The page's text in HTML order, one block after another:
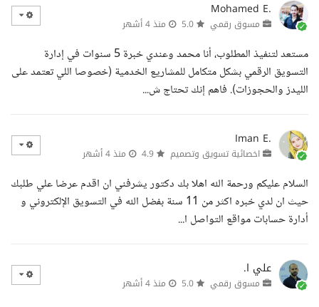
Mohamed E.
مسوق رقمي منذ 4 أشهر
مستعد لتنفيذ المطلوب، أنا محمد وعندي خبرة 5 سنوات في إدارة
التسويق الرقمي بشكل متكامل للمشاريع الخدمية (خصوصا اللي تعتمد على
الليدز والحجوزات). فاهم إنك تحتاج ش...
Iman E.
اخصائية تسويق وتصميم منذ 4 أشهر
السلام عليكم ورحمة الله اهلا بك دكتور يشرفني ان اقدم عرضا علي طلبك
حيث ان لدي خبره اكثر من 11 سنة بفضل الله في التسويق الإلكتروني و
أدارة حسابات مواقع التواصل ا...
علي ا.
مسوق رقمي منذ 4 أشهر